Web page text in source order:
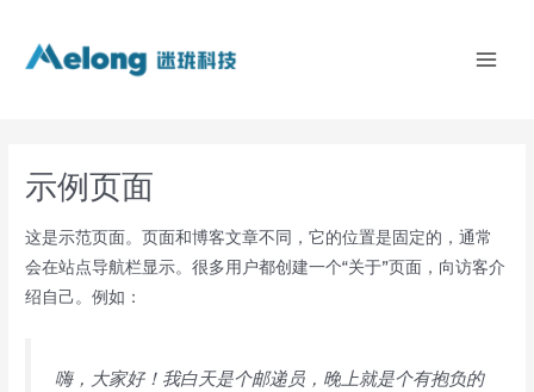
content
示例页面
这是示范页面。页面和博客文章不同，它的位置是固定的，通常
会在站点导航栏显示。很多用户都创建一个“关于”页面，向访客介
绍自己。例如：
嗨，大家好！我白天是个邮递员，晚上就是个有抱负的